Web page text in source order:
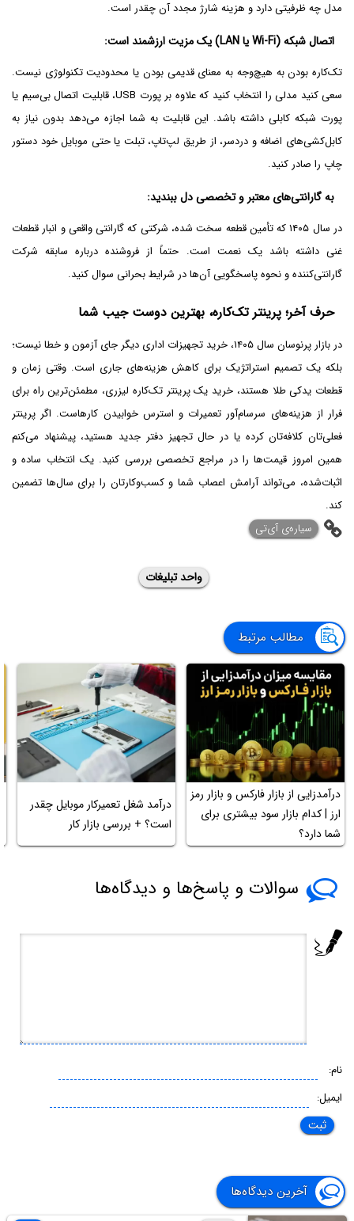
مدل چه ظرفیتی دارد و هزینه شارژ مجدد آن چقدر است.
اتصال شبکه (Wi-Fi یا LAN) یک مزیت ارزشمند است:
تک‌کاره بودن به هیچ‌وجه به معنای قدیمی بودن یا محدودیت تکنولوژی نیست.
سعی کنید مدلی را انتخاب کنید که علاوه بر پورت USB، قابلیت اتصال بی‌سیم یا
پورت شبکه کابلی داشته باشد. این قابلیت به شما اجازه می‌دهد بدون نیاز به
کابل‌کشی‌های اضافه و دردسر، از طریق لپ‌تاپ، تبلت یا حتی موبایل خود دستور
چاپ را صادر کنید.
به گارانتی‌های معتبر و تخصصی دل ببندید:
در سال ۱۴۰۵ که تأمین قطعه سخت شده، شرکتی که گارانتی واقعی و انبار قطعات
غنی داشته باشد یک نعمت است. حتماً از فروشنده درباره سابقه شرکت
گارانتی‌کننده و نحوه پاسخگویی آن‌ها در شرایط بحرانی سوال کنید.
حرف آخر؛ پرینتر تک‌کاره، بهترین دوست جیب شما
در بازار پرنوسان سال ۱۴۰۵، خرید تجهیزات اداری دیگر جای آزمون و خطا نیست؛
بلکه یک تصمیم استراتژیک برای کاهش هزینه‌های جاری است. وقتی زمان و
قطعات یدکی طلا هستند، خرید یک پرینتر تک‌کاره لیزری، مطمئن‌ترین راه برای
فرار از هزینه‌های سرسام‌آور تعمیرات و استرس خوابیدن کارهاست. اگر پرینتر
فعلی‌تان کلافه‌تان کرده یا در حال تجهیز دفتر جدید هستید، پیشنهاد می‌کنم
همین امروز قیمت‌ها را در مراجع تخصصی بررسی کنید. یک انتخاب ساده و
اثبات‌شده، می‌تواند آرامش اعصاب شما و کسب‌وکارتان را برای سال‌ها تضمین
کند.
‌سیاره‌ی آی‌تی
واحد تبلیغات
مطالب مرتبط
درآمدزایی از بازار فارکس و بازار رمز
ارز | کدام بازار سود بیشتری برای
شما دارد؟
درآمد شغل تعمیرکار موبایل چقدر
است؟ + بررسی بازار کار
سوالات و پاسخ‌ها و دیدگاه‌ها
نام:
ایمیل:
آخرین دیدگاه‌ها